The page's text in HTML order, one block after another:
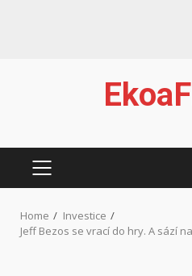
PRIMARY
Home
Investice
Jeff Bezos se vrací do hry. A sází